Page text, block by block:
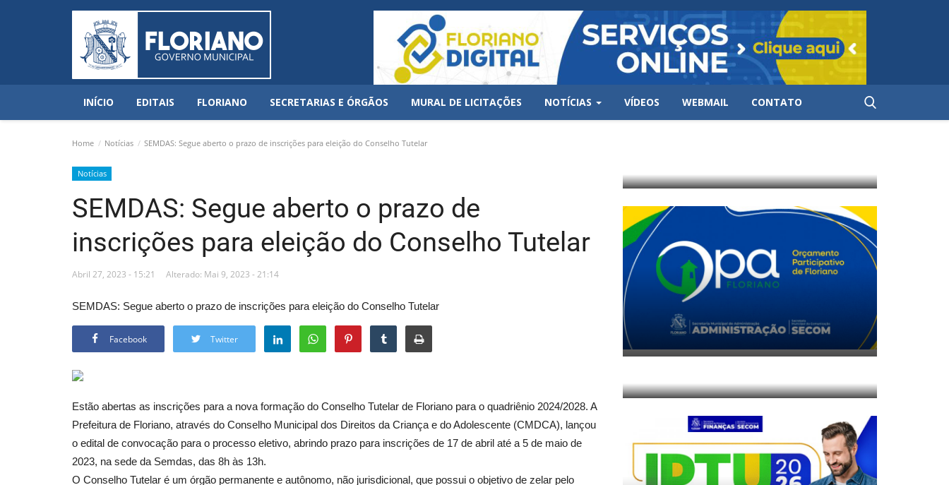
INÍCIO EDITAIS FLORIANO SECRETARIAS E ÓRGÃOS MURAL DE LICITAÇÕES NOTÍCIAS VÍDEOS WEBMAIL CONTATO
Home Notícias SEMDAS: Segue aberto o prazo de inscrições para eleição do Conselho Tutelar
Notícias
SEMDAS: Segue aberto o prazo de
inscrições para eleição do Conselho Tutelar
Abril 27, 2023 - 15:21 Alterado: Mai 9, 2023 - 21:14
SEMDAS: Segue aberto o prazo de inscrições para eleição do Conselho Tutelar
Facebook Twitter
Estão abertas as inscrições para a nova formação do Conselho Tutelar de Floriano para o quadriênio 2024/2028. A
Prefeitura de Floriano, através do Conselho Municipal dos Direitos da Criança e do Adolescente (CMDCA), lançou
o edital de convocação para o processo eletivo, abrindo prazo para inscrições de 17 de abril até a 5 de maio de
2023, na sede da Semdas, das 8h às 13h.
O Conselho Tutelar é um órgão permanente e autônomo, não jurisdicional, que possui o objetivo de zelar pelo